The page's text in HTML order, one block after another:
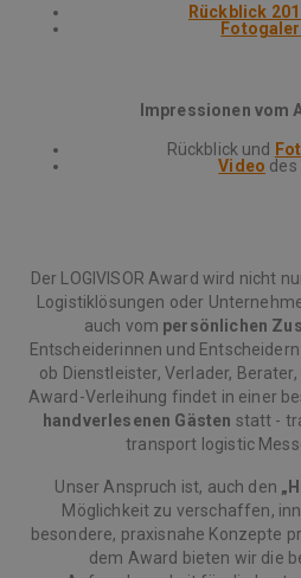
Rückblick
Impressionen vom
Rückblick und
Video des
Der LOGIVISOR Award wird nicht
Logistiklösungen oder
auch vom persönlichen
Entscheiderinnen und
ob Dienstleister, Verlader,
Award-Verleihung findet in einer
handverlesenen Gästen statt -
transport logistic
Unser Anspruch ist, auch den
Möglichkeit zu verschaffen,
besondere, praxisnahe Konzepte
dem Award bieten wir die